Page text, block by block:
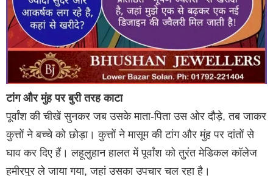
टांग और मुंह पर बुरी तरह काटा
पूर्वांश की चीखें सुनकर जब उसके माता-पिता उस ओर दौड़े, तब जाकर
कुत्तों ने बच्चे को छोड़ा। कुत्तों ने मासूम की टांग और मुंह पर दांतों से
घाव कर दिए हैं। लहूलुहान हालत में पूर्वांश को तुरंत मेडिकल कॉलेज
हमीरपुर ले जाया गया, जहां उसका उपचार चल रहा है।